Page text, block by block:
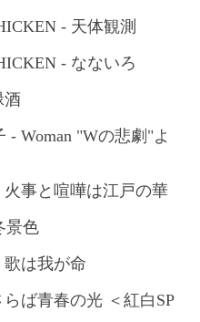
- 天体観測
- なないろ
酒
- Woman "Wの悲劇"よ
事と喧嘩は江戸の華
景色
は我が命
ば青春の光 ＜紅白SP